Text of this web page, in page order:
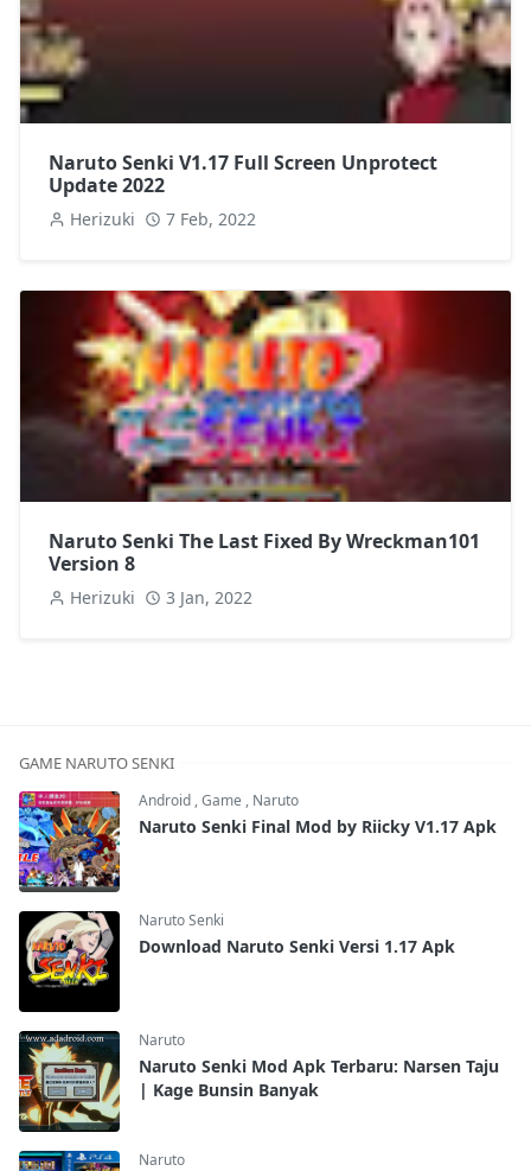
Naruto Senki V1.17 Full Screen Unprotect
Update 2022
Herizuki 7 Feb, 2022
Naruto Senki The Last Fixed By Wreckman101
Version 8
Herizuki 3 Jan, 2022
GAME NARUTO SENKI
Android ,Game , Naruto
Naruto Senki Final Mod by Riicky V1.17 Apk
Naruto Senki
Download Naruto Senki Versi 1.17 Apk
Naruto
Naruto Senki Mod Apk Terbaru: Narsen Taju
| Kage Bunsin Banyak
Naruto